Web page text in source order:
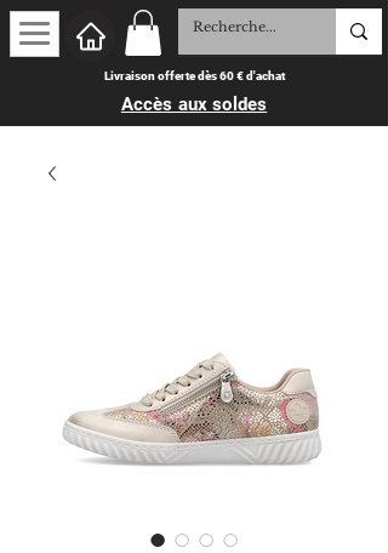
Livraison offerte dès 60 € d'achat
Accès aux soldes